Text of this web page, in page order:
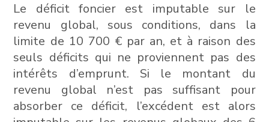
Le déficit foncier est imputable sur le
revenu global, sous conditions, dans la
limite de 10 700 € par an, et à raison des
seuls déficits qui ne proviennent pas des
intérêts d’emprunt. Si le montant du
revenu global n’est pas suffisant pour
absorber ce déficit, l’excédent est alors